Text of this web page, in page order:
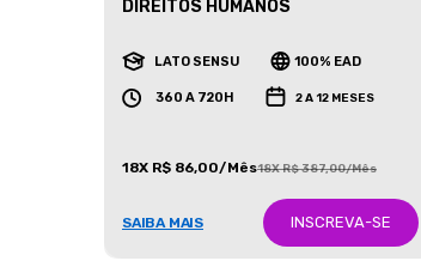
DIREITOS HUMANOS
LATO SENSU 100% EAD
360 A 720H 2 A 12 MESES
18X R$ 86,00/Mês18X R$ 387,00/Mês
SAIBA MAIS INSCREVA-SE